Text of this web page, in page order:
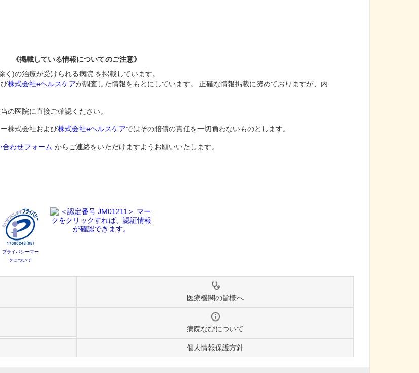
《掲載している情報についてのご注意》
)の治療が受けられる病院 を掲載しています。
株式会社eヘルスケアが調査した情報をもとにしています。 正確な情報掲載に努めておりますが、内
の医院に直接ご確認ください。
株式会社および株式会社eヘルスケアではその賠償の責任を一切負わないものとします。
合わせフォーム からご連絡をいただけますようお願いいたします。
プライバシーマー
クについて
医療機関の皆様へ
病院なびについて
個人情報保護方針